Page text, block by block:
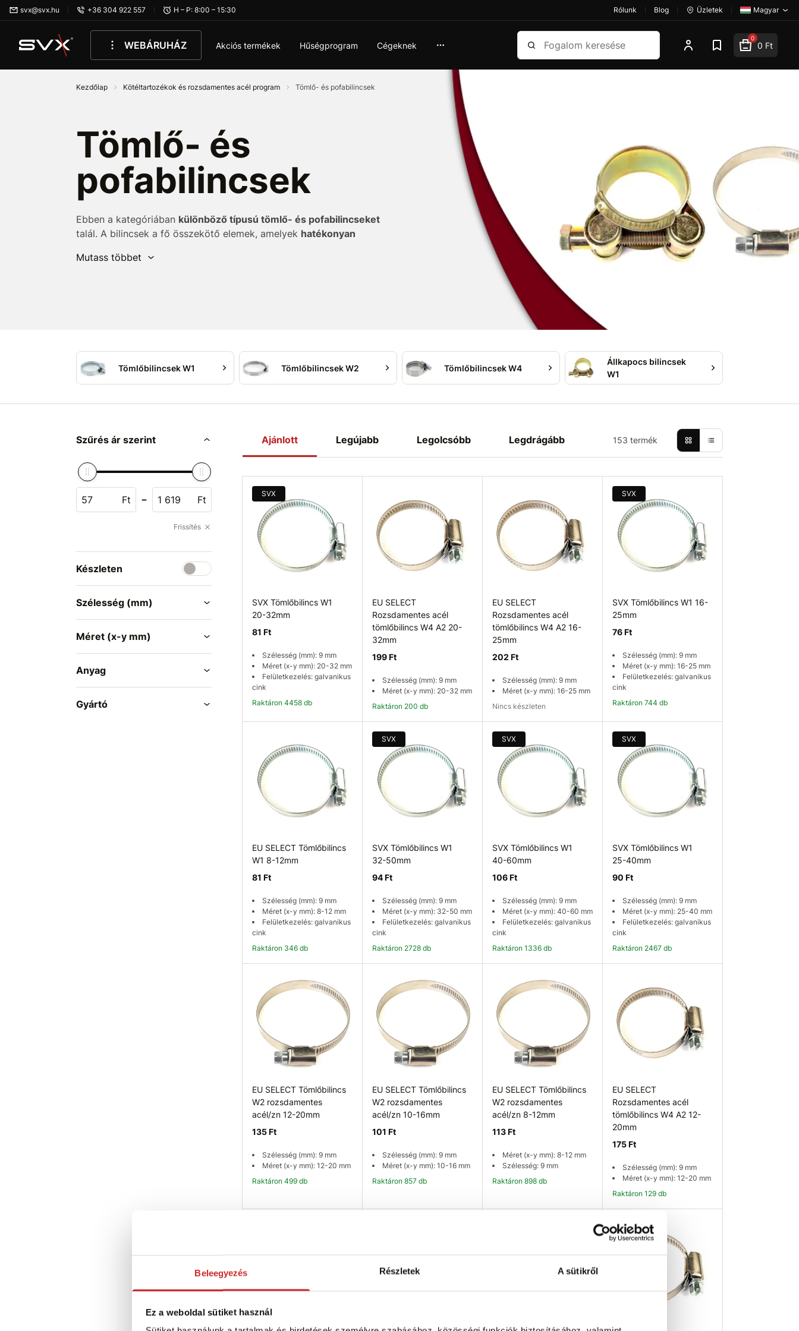
Beleegyezés Részletek A sütikről
Ez a weboldal sütiket használ
Ugrás az oldal fő részéhez
svx@svx.hu +36 304 922 557 H – P: 8:00 – 15:30 Rólunk Blog Üzletek Magyar
WEBÁRUHÁZ Akciós termékek Hűségprogram Cégeknek
Keresés 0
0 Ft
Kezdőlap Kötéltartozékok és rozsdamentes acél program Tömlő- és pofabilincsek
Tömlő- és
pofabilincsek
Ebben a kategóriában különböző típusú tömlő- és pofabilincseket
talál. A bilincsek a fő összekötő elemek, amelyek hatékonyan
méretválasztékot
Mutass többet
Tömlőbilincsek W1 Tömlőbilincsek W2 Tömlőbilincsek W4
Állkapocs bilincsek
W1
Szűrés ár szerint
Ft - Ft
Frissítés
Készleten
Szélesség (mm)
Méret (x-y mm)
Anyag
Gyártó
Ajánlott Legújabb Legolcsóbb Legdrágább 153 termék
SVX
SVX Tömlőbilincs W1
20-32mm
81 Ft
Szélesség (mm): 9 mm
Méret (x-y mm): 20-32 mm
Felületkezelés: galvanikus
cink
Raktáron 4458 db
EU SELECT
Rozsdamentes acél
tömlőbilincs W4 A2 20-
32mm
199 Ft
Szélesség (mm): 9 mm
Méret (x-y mm): 20-32 mm
Raktáron 200 db
EU SELECT
Rozsdamentes acél
tömlőbilincs W4 A2 16-
25mm
202 Ft
Szélesség (mm): 9 mm
Méret (x-y mm): 16-25 mm
Nincs készleten
Elérhetőség ellenőrzése
SVX
SVX Tömlőbilincs W1 16-
25mm
76 Ft
Szélesség (mm): 9 mm
Méret (x-y mm): 16-25 mm
Felületkezelés: galvanikus
cink
Raktáron 744 db
EU SELECT Tömlőbilincs
W1 8-12mm
81 Ft
Szélesség (mm): 9 mm
Méret (x-y mm): 8-12 mm
Felületkezelés: galvanikus
cink
Raktáron 346 db
SVX
SVX Tömlőbilincs W1
32-50mm
94 Ft
Szélesség (mm): 9 mm
Méret (x-y mm): 32-50 mm
Felületkezelés: galvanikus
cink
Raktáron 2728 db
SVX
SVX Tömlőbilincs W1
40-60mm
106 Ft
Szélesség (mm): 9 mm
Méret (x-y mm): 40-60 mm
Felületkezelés: galvanikus
cink
Raktáron 1336 db
SVX
SVX Tömlőbilincs W1
25-40mm
90 Ft
Szélesség (mm): 9 mm
Méret (x-y mm): 25-40 mm
Felületkezelés: galvanikus
cink
Raktáron 2467 db
EU SELECT Tömlőbilincs
W2 rozsdamentes
acél/zn 12-20mm
135 Ft
Szélesség (mm): 9 mm
Méret (x-y mm): 12-20 mm
Raktáron 499 db
EU SELECT Tömlőbilincs
W2 rozsdamentes
acél/zn 10-16mm
101 Ft
Szélesség (mm): 9 mm
Méret (x-y mm): 10-16 mm
Raktáron 857 db
EU SELECT Tömlőbilincs
W2 rozsdamentes
acél/zn 8-12mm
113 Ft
Méret (x-y mm): 8-12 mm
Szélesség: 9 mm
Raktáron 898 db
EU SELECT
Rozsdamentes acél
tömlőbilincs W4 A2 12-
20mm
175 Ft
Szélesség (mm): 9 mm
Méret (x-y mm): 12-20 mm
Raktáron 129 db
Kosárba